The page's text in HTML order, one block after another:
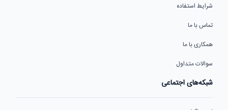
شرایط استفاده
تماس با ما
همکاری با ما
سوالات متداول
شبکه‌های اجتماعی